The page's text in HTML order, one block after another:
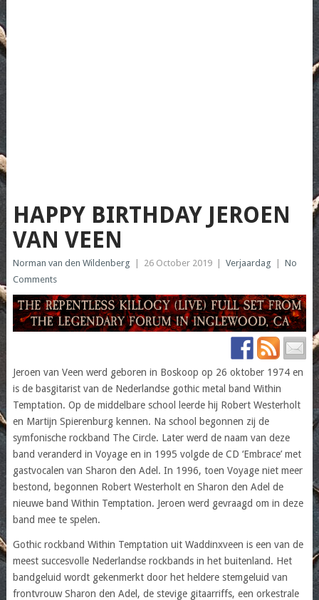
HAPPY BIRTHDAY JEROEN
VAN VEEN
Norman van den Wildenberg 26 October 2019 Verjaardag
No
Comments
Jeroen van Veen werd geboren in Boskoop op 26 oktober 1974 en
is de basgitarist van de Nederlandse gothic metal band Within
Temptation. Op de middelbare school leerde hij Robert Westerholt
en Martijn Spierenburg kennen. Na school begonnen zij de
symfonische rockband The Circle. Later werd de naam van deze
band veranderd in Voyage en in 1995 volgde de CD ‘Embrace’ met
gastvocalen van Sharon den Adel. In 1996, toen Voyage niet meer
bestond, begonnen Robert Westerholt en Sharon den Adel de
nieuwe band Within Temptation. Jeroen werd gevraagd om in deze
band mee te spelen.
Gothic rockband Within Temptation uit Waddinxveen is een van de
meest succesvolle Nederlandse rockbands in het buitenland. Het
bandgeluid wordt gekenmerkt door het heldere stemgeluid van
frontvrouw Sharon den Adel, de stevige gitaarriffs, een orkestrale